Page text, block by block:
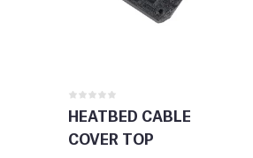
HEATBED CABLE
COVER TOP